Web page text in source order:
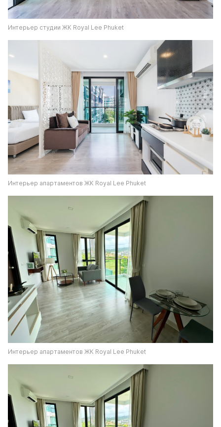
Интерьер студии ЖК Royal Lee Phuket
Интерьер апартаментов ЖК Royal Lee Phuket
Интерьер апартаментов ЖК Royal Lee Phuket